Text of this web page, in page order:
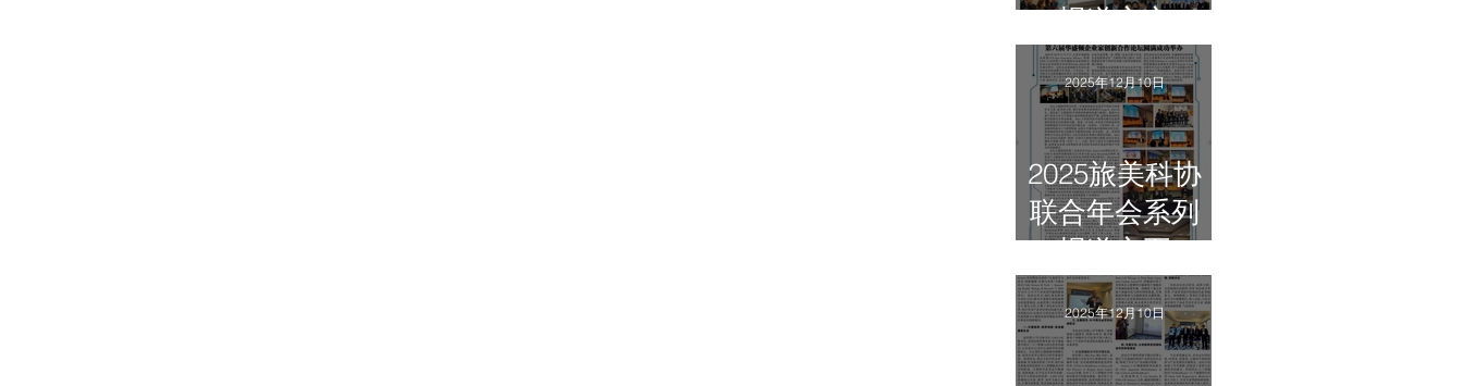
报道之六
2025旅美科协
联合年会系列
报道之五
2025年12月10日
2025年12月10日